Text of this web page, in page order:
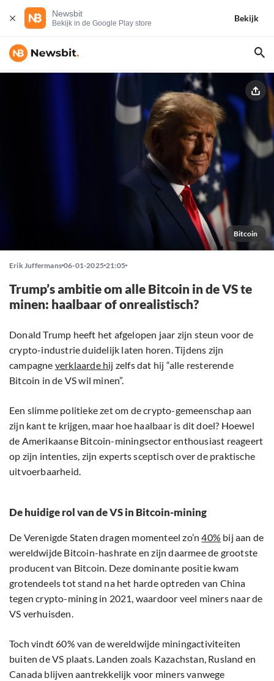
Newsbit
Bekijk in de Google Play store
Bekijk
Bitcoin
Erik Juffermans 06-01-2025 21:05
Trump’s ambitie om alle Bitcoin in de VS te
minen: haalbaar of onrealistisch?
Donald Trump heeft het afgelopen jaar zijn steun voor de
crypto-industrie duidelijk laten horen. Tijdens zijn
campagne verklaarde hij zelfs dat hij “alle resterende
Bitcoin in de VS wil minen”.
Een slimme politieke zet om de crypto-gemeenschap aan
zijn kant te krijgen, maar hoe haalbaar is dit doel? Hoewel
de Amerikaanse Bitcoin-miningsector enthousiast reageert
op zijn intenties, zijn experts sceptisch over de praktische
uitvoerbaarheid.
De huidige rol van de VS in Bitcoin-mining
De Verenigde Staten dragen momenteel zo’n40% bij aan de
wereldwijde Bitcoin-hashrate en zijn daarmee de grootste
producent van Bitcoin. Deze dominante positie kwam
grotendeels tot stand na het harde optreden van China
tegen crypto-mining in 2021, waardoor veel miners naar de
VS verhuisden.
Toch vindt 60% van de wereldwijde miningactiviteiten
buiten de VS plaats. Landen zoals Kazachstan, Rusland en
Canada blijven aantrekkelijk voor miners vanwege